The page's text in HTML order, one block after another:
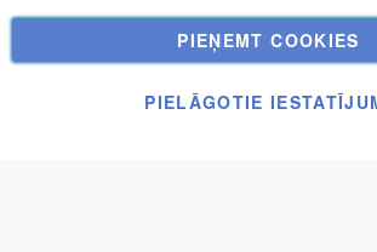
Pasūtījumi un
Kontakti
PIEŅEMT COOKIES
PIELĀGOTIE